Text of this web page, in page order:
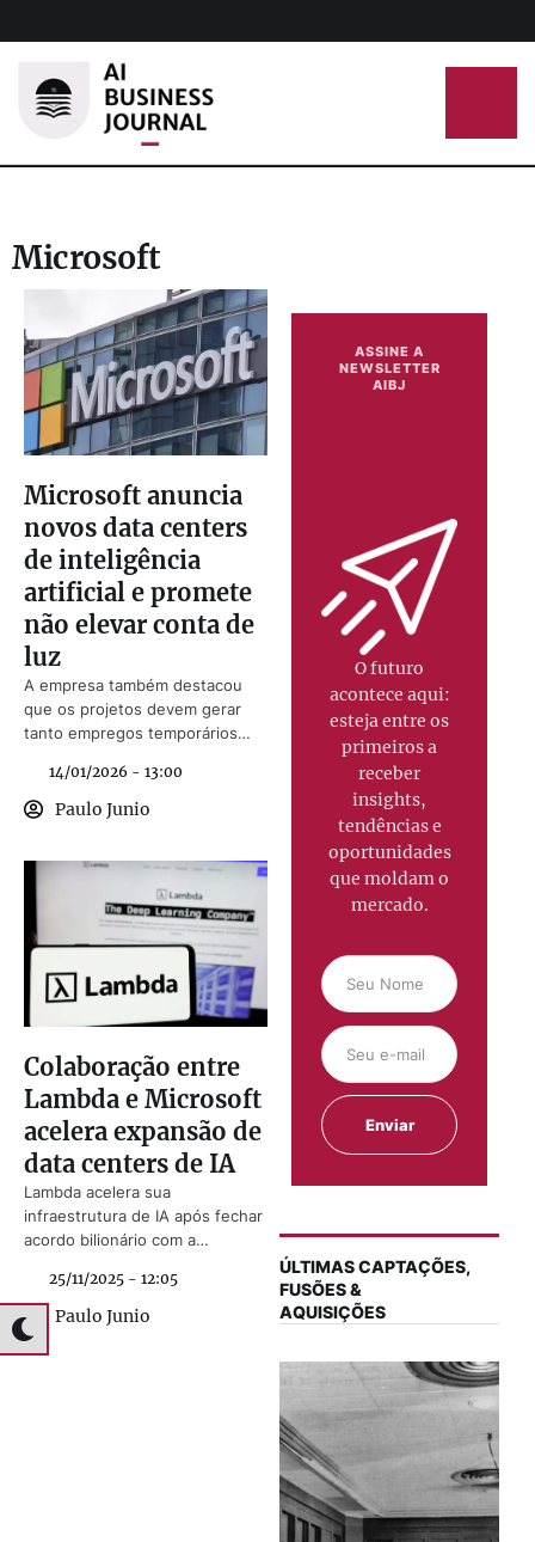
Microsoft
Microsoft anuncia
novos data centers
de inteligência
artificial e promete
não elevar conta de
luz
A empresa também destacou
que os projetos devem gerar
tanto empregos temporários
posições permanentes para a
operação dos centros de dados.
14/01/2026 - 13:00
Paulo Junio
Colaboração entre
Lambda e Microsoft
acelera expansão de
data centers de IA
Lambda acelera sua
infraestrutura de IA após fechar
acordo bilionário com a
25/11/2025 - 12:05
Paulo Junio
ASSINE A
NEWSLETTER
AIBJ
O futuro
acontece aqui:
esteja entre os
primeiros a
receber
insights,
tendências e
oportunidades
que moldam o
mercado.
ÚLTIMAS CAPTAÇÕES,
FUSÕES &
AQUISIÇÕES